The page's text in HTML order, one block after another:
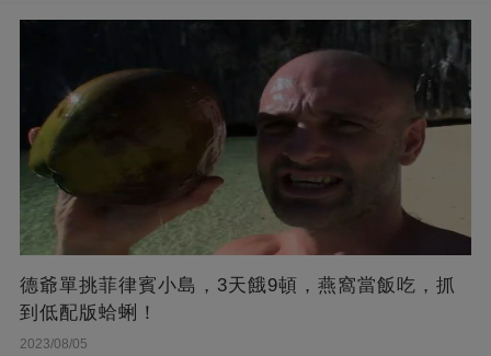
德爺單挑菲律賓小島，3天餓9頓，燕窩當飯吃，抓
到低配版蛤蜊！
2023/08/05